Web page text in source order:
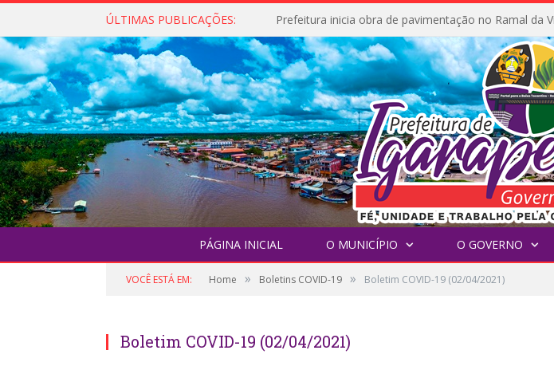
ÚLTIMAS PUBLICAÇÕES:
PÁGINA INICIAL O MUNICÍPIO O GOVERNO
VOCÊ ESTÁ EM: Home » Boletins COVID-19 » Boletim COVID-19 (02/04/2021)
Boletim COVID-19 (02/04/2021)